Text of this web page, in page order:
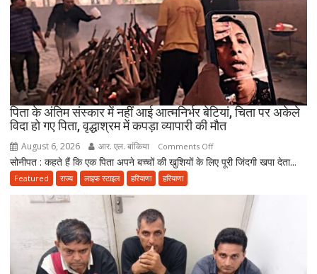
बहुओं
ने
उठाया
जिम्मा,
बोले-
माता-
पिता
की
सेवा
ही
की
पिता के अंतिम संस्कार में नहीं आई आत्मनिर्भर बेटियां, चिता पर अकेले
विदा हो गए पिता, वृद्धाश्रम में कपड़ा व्यापारी की मौत
August 6, 2026 आर. एल. बांकिया Comments Offon
पिता
अंतिम
नहीं
आई
आत्मनिर्भर
सोनीपत : कहते हैं कि एक पिता अपने बच्चों की खुशियों के लिए पूरी जिंदगी खपा देता...
Featured राज्य लाइफ स्टाइल हरियाणा हरियाणा